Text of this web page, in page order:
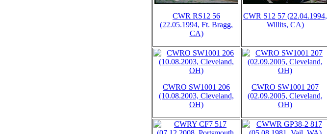
CWR RS12 56
(22.05.1994, Ft. Bragg,
CA)
CWR S12 57 (22.04.1994,
Willits, CA)
CWRO SW1001 206
(10.08.2003, Cleveland,
OH)
CWRO SW1001 207
(02.09.2005, Cleveland,
OH)